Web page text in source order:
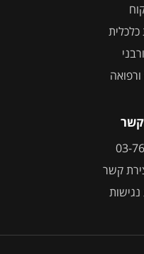
קשר
03-
קשר